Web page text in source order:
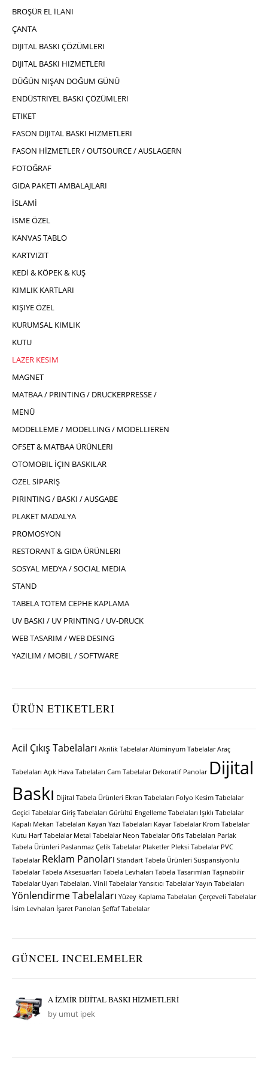
BROŞÜR EL İLANI
ÇANTA
DIJITAL BASKI ÇÖZÜMLERI
DIJITAL BASKI HIZMETLERI
DÜĞÜN NIŞAN DOĞUM GÜNÜ
ENDÜSTRIYEL BASKI ÇÖZÜMLERI
ETIKET
FASON DIJITAL BASKI HIZMETLERI
FASON HİZMETLER / OUTSOURCE / AUSLAGERN
FOTOĞRAF
GIDA PAKETI AMBALAJLARI
İSLAMİ
İSME ÖZEL
KANVAS TABLO
KARTVIZIT
KEDİ & KÖPEK & KUŞ
KIMLIK KARTLARI
KIŞIYE ÖZEL
KURUMSAL KIMLIK
KUTU
LAZER KESIM
MAGNET
MATBAA / PRINTING / DRUCKERPRESSE /
MENÜ
MODELLEME / MODELLING / MODELLIEREN
OFSET & MATBAA ÜRÜNLERI
OTOMOBIL İÇIN BASKILAR
ÖZEL SİPARİŞ
PIRINTING / BASKI / AUSGABE
PLAKET MADALYA
PROMOSYON
RESTORANT & GIDA ÜRÜNLERI
SOSYAL MEDYA / SOCIAL MEDIA
STAND
TABELA TOTEM CEPHE KAPLAMA
UV BASKI / UV PRINTING / UV-DRUCK
WEB TASARIM / WEB DESING
YAZILIM / MOBIL / SOFTWARE
ÜRÜN ETIKETLERI
Acil Çıkış Tabelaları Akrilik Tabelalar Alüminyum Tabelalar Araç
Tabelaları Açık Hava Tabelaları Cam Tabelalar Dekoratif Panolar Dijital
Baskı Dijital Tabela Ürünleri Ekran Tabelaları Folyo Kesim Tabelalar
Geçici Tabelalar Giriş Tabelaları Gürültü Engelleme Tabelaları Işıklı Tabelalar
Kapalı Mekan Tabelaları Kayan Yazı Tabelaları Kayar Tabelalar Krom Tabelalar
Kutu Harf Tabelalar Metal Tabelalar Neon Tabelalar Ofis Tabelaları Parlak
Tabela Ürünleri Paslanmaz Çelik Tabelalar Plaketler Pleksi Tabelalar PVC
Tabelalar Reklam Panoları Standart Tabela Ürünleri Süspansiyonlu
Tabelalar Tabela Aksesuarları Tabela Levhaları Tabela Tasarımları Taşınabilir
Tabelalar Uyarı Tabelaları. Vinil Tabelalar Yansıtıcı Tabelalar Yayın Tabelaları
Yönlendirme Tabelaları Yüzey Kaplama Tabelaları Çerçeveli Tabelalar
İsim Levhaları İşaret Panoları Şeffaf Tabelalar
GÜNCEL INCELEMELER
A İZMİR DİJİTAL BASKI HİZMETLERİ
by umut ipek